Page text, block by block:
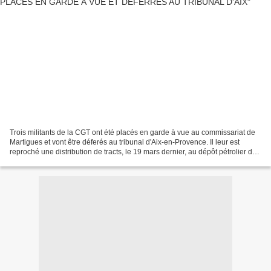
Trois militants de la CGT ont été placés en garde à vue au commissariat de
Martigues et vont être déferés au tribunal d'Aix-en-Provence. Il leur est
reproché une distribution de tracts, le 19 mars dernier, au dépôt pétrolier de